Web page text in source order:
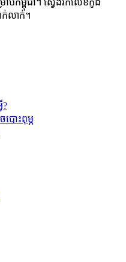
លាក់។
?
ោះពុម្ភ